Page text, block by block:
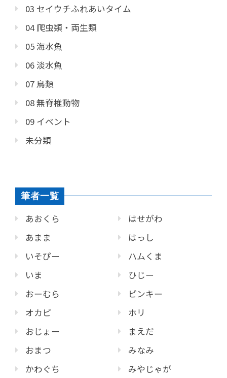
03 セイウチふれあいタイム
04 爬虫類・両生類
05 海水魚
06 淡水魚
07 鳥類
08 無脊椎動物
09 イベント
未分類
筆者一覧
あおくら
あまま
いそぴー
いま
おーむら
オカピ
おじょー
おまつ
かわぐち
はせがわ
はっし
ハムくま
ひじー
ピンキー
ホリ
まえだ
みなみ
みやじゃが